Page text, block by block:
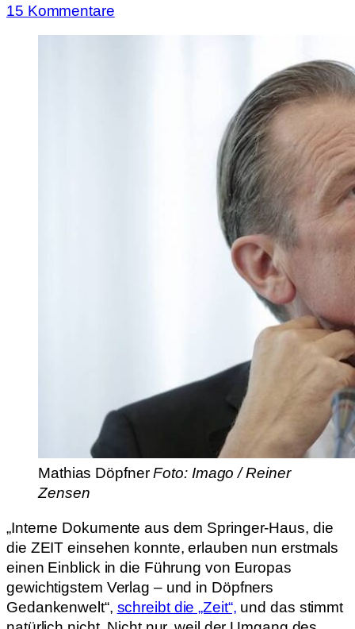
15 Kommentare
Mathias DöpfnerFoto: Imago / Reiner
Zensen
„Interne Dokumente aus dem Springer-Haus, die
die ZEIT einsehen konnte, erlauben nun erstmals
einen Einblick in die Führung von Europas
gewichtigstem Verlag – und in Döpfners
Gedankenwelt“, schreibt die „Zeit“, und das stimmt